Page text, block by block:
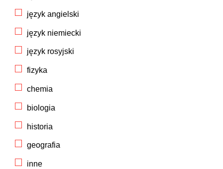
język angielski
język niemiecki
język rosyjski
fizyka
chemia
biologia
historia
geografia
inne